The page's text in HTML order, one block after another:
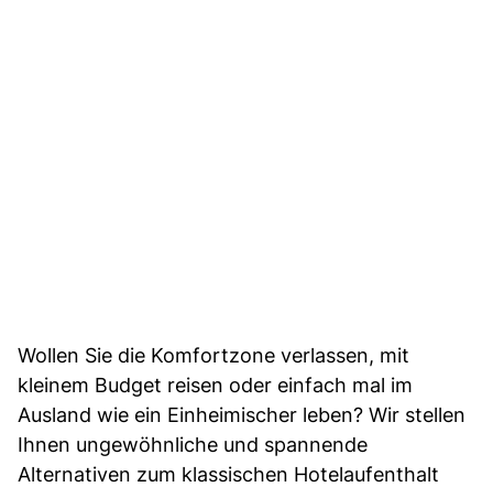
Wollen Sie die Komfortzone verlassen, mit
kleinem Budget reisen oder einfach mal im
Ausland wie ein Einheimischer leben? Wir stellen
Ihnen ungewöhnliche und spannende
Alternativen zum klassischen Hotelaufenthalt